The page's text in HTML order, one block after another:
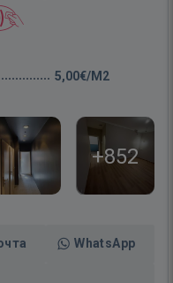
5,00€/M2
+852
WhatsApp